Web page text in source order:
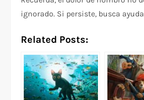
ignorado. Si persiste, busca
Related Posts: